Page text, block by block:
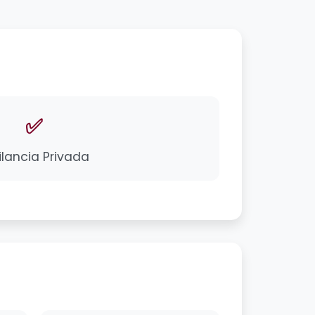
✅
Privada